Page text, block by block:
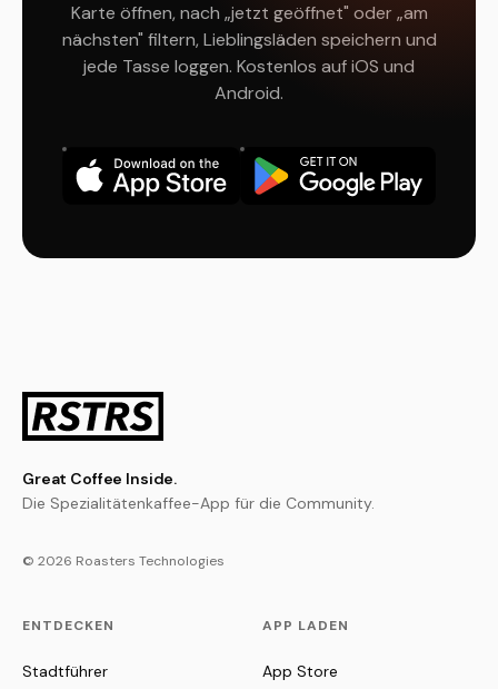
Karte öffnen, nach „jetzt geöffnet" oder „am
nächsten" filtern, Lieblingsläden speichern und
jede Tasse loggen. Kostenlos auf iOS und
Android.
Great Coffee Inside.
Die Spezialitätenkaffee-App für die Community.
© 2026 Roasters Technologies
ENTDECKEN
Stadtführer
APP LADEN
App Store